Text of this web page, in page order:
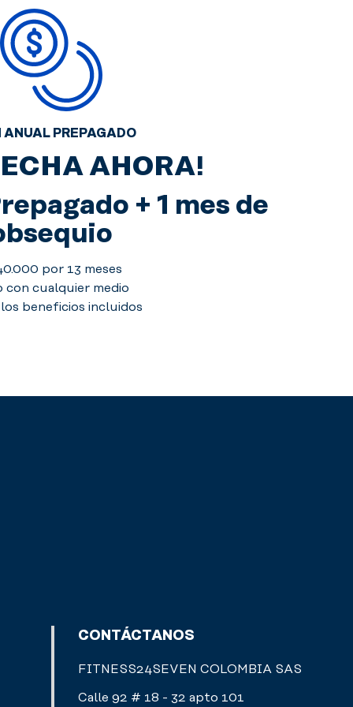
ANUAL PREPAGADO
AHORA!
+ 1 mes de
por 13 meses
con cualquier medio
beneficios incluidos
CONTÁCTANOS
FITNESS24SEVEN COLOMBIA SAS
Calle 92 # 18 - 32 apto 101